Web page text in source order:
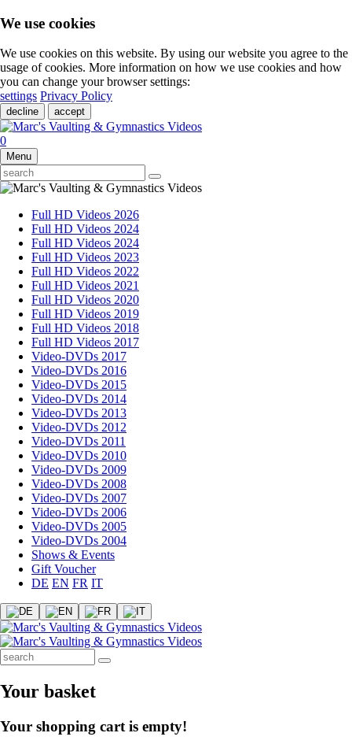
We use cookies
We use cookies on this website. By using our website you agree to the
usage of cookies. More information on how we use cookies and how
you can change your browser settings:
settings Privacy Policy
decline accept
0
Menu
Full HD Videos 2026
Full HD Videos 2024
Full HD Videos 2024
Full HD Videos 2023
Full HD Videos 2022
Full HD Videos 2021
Full HD Videos 2020
Full HD Videos 2019
Full HD Videos 2018
Full HD Videos 2017
Video-DVDs 2017
Video-DVDs 2016
Video-DVDs 2015
Video-DVDs 2014
Video-DVDs 2013
Video-DVDs 2012
Video-DVDs 2011
Video-DVDs 2010
Video-DVDs 2009
Video-DVDs 2008
Video-DVDs 2007
Video-DVDs 2006
Video-DVDs 2005
Video-DVDs 2004
Shows & Events
Gift Voucher
DE EN FR IT
Your basket
Your shopping cart is empty!